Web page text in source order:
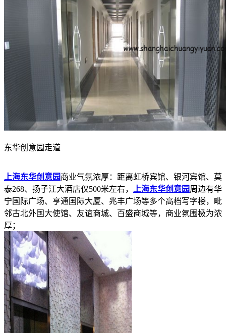
东华创意园走道
上海东华创意园商业气氛浓厚：距离虹桥宾馆、银河宾馆、莫
泰268、扬子江大酒店仅500米左右，
上海东华创意园周边有华
宁国际广场、亨通国际大厦、兆丰广场等多个高档写字楼，毗
邻古北外国大使馆、友谊商城、百盛商城等，商业氛围极为浓
厚；